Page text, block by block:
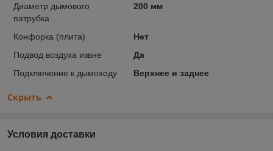
Диаметр дымового
патрубка
200 мм
Конфорка (плита)
Нет
Подвод воздуха извне
Да
Подключение к дымоходу
Верхнее и заднее
Скрыть
Условия доставки